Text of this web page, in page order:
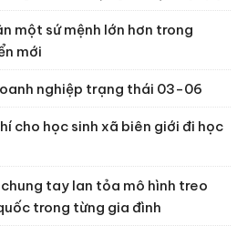
một sứ mệnh lớn hơn trong
mới
nghiệp trạng thái 03-06
cho học sinh xã biên giới đi học
tay lan tỏa mô hình treo
trong từng gia đình